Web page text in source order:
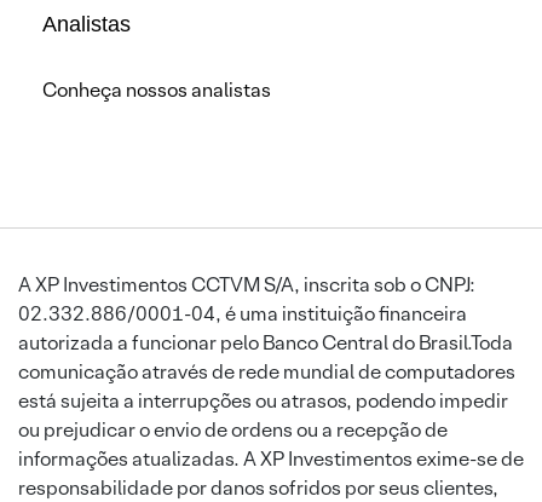
Analistas
Conheça nossos analistas
A XP Investimentos CCTVM S/A, inscrita sob o CNPJ:
02.332.886/0001-04, é uma instituição financeira
autorizada a funcionar pelo Banco Central do Brasil.Toda
comunicação através de rede mundial de computadores
está sujeita a interrupções ou atrasos, podendo impedir
ou prejudicar o envio de ordens ou a recepção de
informações atualizadas. A XP Investimentos exime-se de
responsabilidade por danos sofridos por seus clientes,